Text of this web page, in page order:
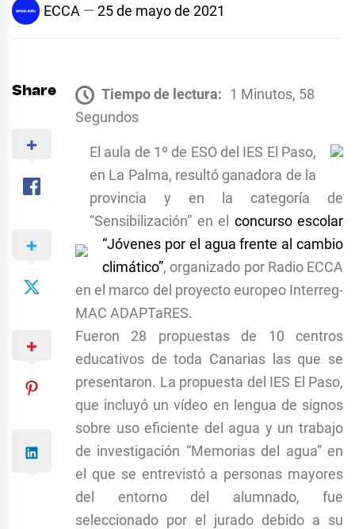
ECCA 25 de mayo de 2021
Share Tiempo de lectura: 1 Minutos, 58
Segundos
El aula de 1º de ESO del IES El Paso,
en La Palma, resultó ganadora de la
provincia y en la categoría de
“Sensibilización” en el concurso escolar
“Jóvenes por el agua frente al cambio
climático”, organizado por Radio ECCA
en el marco del proyecto europeo Interreg-
MAC ADAPTaRES.
Fueron 28 propuestas de 10 centros
educativos de toda Canarias las que se
presentaron. La propuesta del IES El Paso,
que incluyó un vídeo en lengua de signos
sobre uso eficiente del agua y un trabajo
de investigación “Memorias del agua” en
el que se entrevistó a personas mayores
del entorno del alumnado, fue
seleccionado por el jurado debido a su